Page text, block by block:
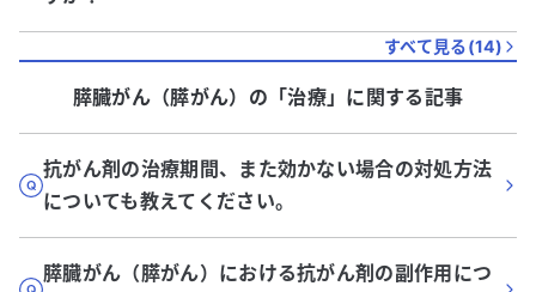
すべて見る(14)
膵臓がん（膵がん） の「治療」に関する記事
抗がん剤の治療期間、また効かない場合の対処方法
についても教えてください。
膵臓がん（膵がん）における抗がん剤の副作用につ